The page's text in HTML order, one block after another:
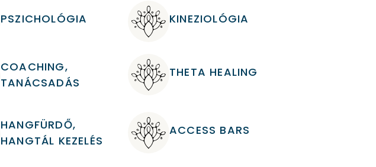
PSZICHOLÓGIA KINEZIOLÓGIA
COACHING,
TANÁCSADÁS
THETA HEALING
HANGFÜRDŐ,
HANGTÁL KEZELÉS
ACCESS BARS